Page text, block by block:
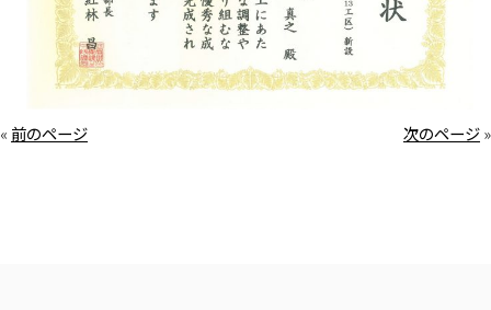
« 前のページ 次のページ»